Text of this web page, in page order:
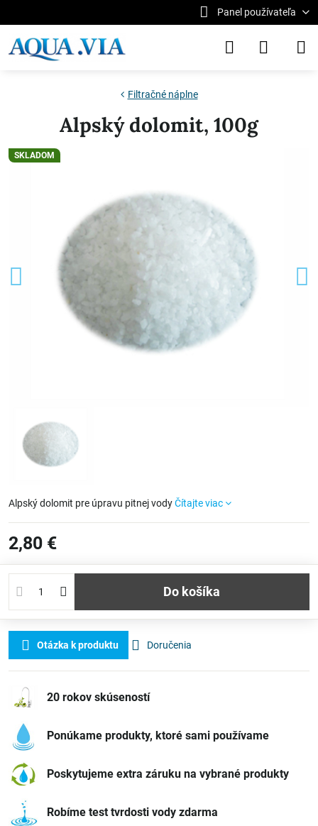
Panel používateľa
SKLADOM
Filtračné náplne
Alpský dolomit, 100g
Alpský dolomit pre úpravu pitnej vodyČítajte viac
2,80 €
Do košíka
Otázka k produktu Doručenia
20 rokov skúseností
Ponúkame produkty, ktoré sami používame
Poskytujeme extra záruku na vybrané produkty
Robíme test tvrdosti vody zdarma